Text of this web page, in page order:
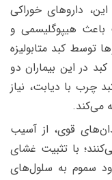
این، داروهای خوراکی
هیپوگلیسمی و
توسط کبد متابولیزه
در این بیماران دو
چرب با دیابت، نیاز
می‌کند.
قوی، از آسیب
با تثبیت غشای
سموم به سلول‌های